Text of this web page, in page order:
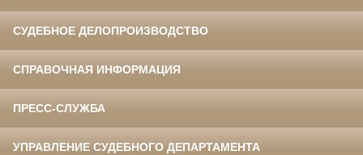
СУДЕБНОЕ ДЕЛОПРОИЗВОДСТВО
СПРАВОЧНАЯ ИНФОРМАЦИЯ
ПРЕСС-СЛУЖБА
УПРАВЛЕНИЕ СУДЕБНОГО ДЕПАРТАМЕНТА